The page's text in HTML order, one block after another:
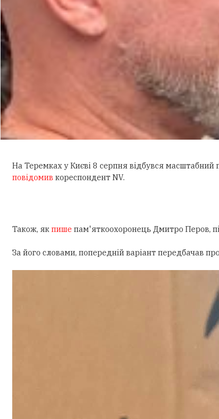
На Теремках у Києві 8 серпня відбувся масштабний
повідомив кореспондент NV.
Також, як пише пам'яткоохоронець Дмитро Перов,
За його словами, попередній варіант передбачав